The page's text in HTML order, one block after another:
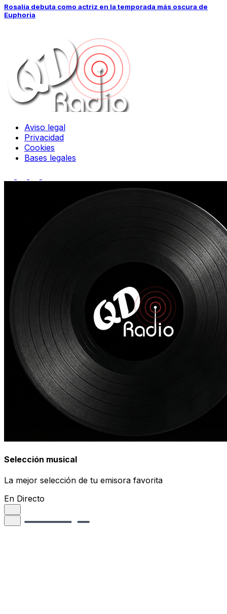
Rosalía debuta como actriz en la temporada más oscura de
Euphoria
Aviso legal
Privacidad
Cookies
Bases legales
Selección musical
La mejor selección de tu emisora favorita
En Directo